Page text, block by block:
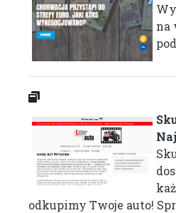
na
odkupimy Twoje auto!